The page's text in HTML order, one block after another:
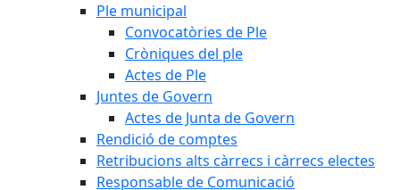
Ple municipal
Convocatòries de Ple
Cròniques del ple
Actes de Ple
Juntes de Govern
Actes de Junta de Govern
Rendició de comptes
Retribucions alts càrrecs i càrrecs electes
Responsable de Comunicació